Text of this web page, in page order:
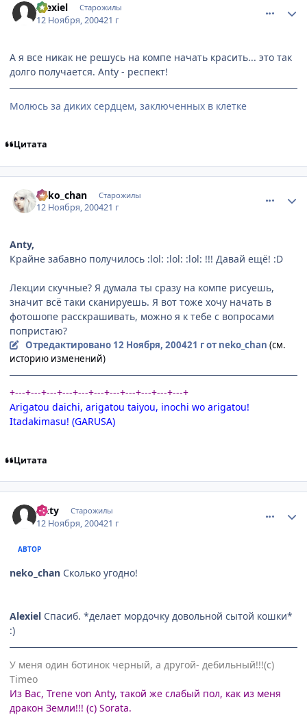
Alexiel Старожилы
12 Ноября, 200421 г
А я все никак не решусь на компе начать красить... это так
долго получается. Anty - респект!
Молюсь за диких сердцем, заключенных в клетке
Цитата
neko_chan Старожилы
12 Ноября, 200421 г
Anty,
Крайне забавно получилось :lol: :lol: :lol: !!! Давай ещё! :D
Лекции скучные? Я думала ты сразу на компе рисуешь,
значит всё таки сканируешь. Я вот тоже хочу начать в
фотошопе расскрашивать, можно я к тебе с вопросами
попристаю?
Отредактировано 12 Ноября, 200421 гот neko_chan (см.
историю изменений)
+---+---+---+---+---+---+---+---+---+---+---+
Arigatou daichi, arigatou taiyou, inochi wo arigatou!
Itadakimasu! (GARUSA)
Цитата
Anty Старожилы
12 Ноября, 200421 г
АВТОР
neko_chan Сколько угодно!
Alexiel Спасиб. *делает мордочку довольной сытой кошки*
:)
У меня один ботинок черный, а другой- дебильный!!!(с)
Timeo
Из Вас, Trene von Anty, такой же слабый пол, как из меня
дракон Земли!!! (с) Sorata.